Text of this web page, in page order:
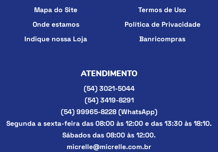
Mapa do Site
Onde estamos
Indique nossa Loja
Termos de Uso
Política de Privacidade
Banricompras
ATENDIMENTO
(54)3021-5044
(54)3419-8291
(54) 99965-8228 (WhatsApp)
Segunda a sexta-feira das 08:00 às 12:00 e das 13:30 às 18:10.
Sábados das 08:00 às 12:00.
micrelle@micrelle.com.br